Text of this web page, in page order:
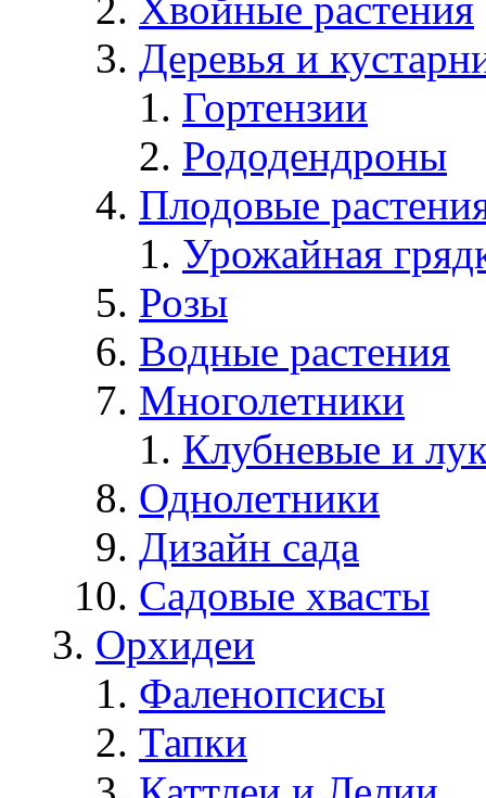
Деревья и
Гортензии
Рододендроны
Плодовые
Урожайная
Розы
Водные растения
Многолетники
Клубневые и
Однолетники
Дизайн сада
Садовые хвасты
Орхидеи
Фаленопсисы
Тапки